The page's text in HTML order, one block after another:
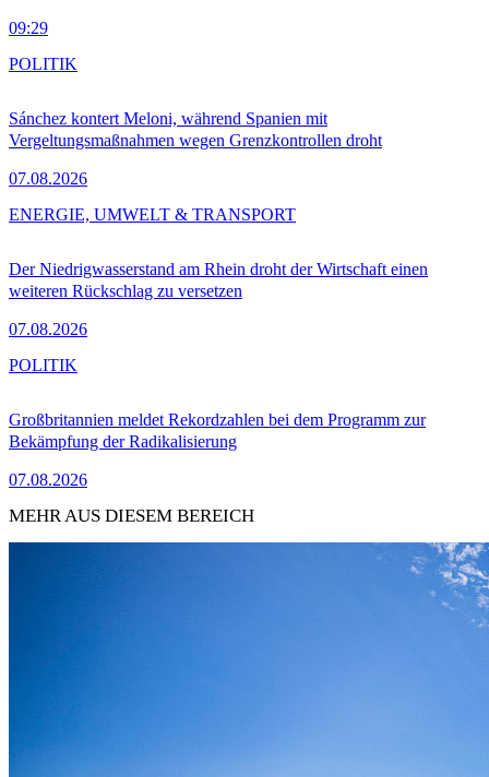
09:29
Sánchez kontert Meloni, während Spanien mit
Vergeltungsmaßnahmen wegen Grenzkontrollen droht
07.08.2026
POLITIK
Der Niedrigwasserstand am Rhein droht der Wirtschaft einen
weiteren Rückschlag zu versetzen
07.08.2026
ENERGIE, UMWELT & TRANSPORT
Großbritannien meldet Rekordzahlen bei dem Programm zur
Bekämpfung der Radikalisierung
07.08.2026
POLITIK
MEHR AUS DIESEM BEREICH